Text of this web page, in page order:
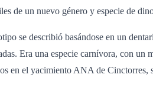
de un nuevo género y especie de
se describió basándose en un
Era una especie carnívora, con un
en el yacimiento ANA de